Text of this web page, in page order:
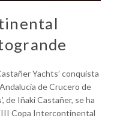
Yachts’ conquista
de Crucero de
de Iñaki Castañer, se ha
Copa Intercontinental